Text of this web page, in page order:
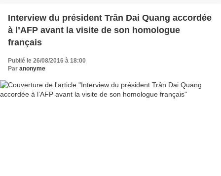
Interview du président Trân Dai Quang accordée
à l’AFP avant la visite de son homologue
français
Publié le 26/08/2016 à 18:00
Par anonyme